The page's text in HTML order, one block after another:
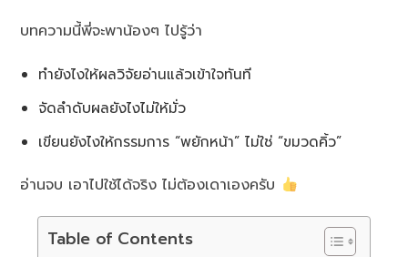
บทความนี้พี่จะพาน้องๆ ไปรู้ว่า
ทำยังไงให้ผลวิจัยอ่านแล้วเข้าใจทันที
จัดลำดับผลยังไงไม่ให้มั่ว
เขียนยังไงให้กรรมการ “พยักหน้า” ไม่ใช่ “ขมวดคิ้ว”
อ่านจบ เอาไปใช้ได้จริง ไม่ต้องเดาเองครับ
Table of Contents